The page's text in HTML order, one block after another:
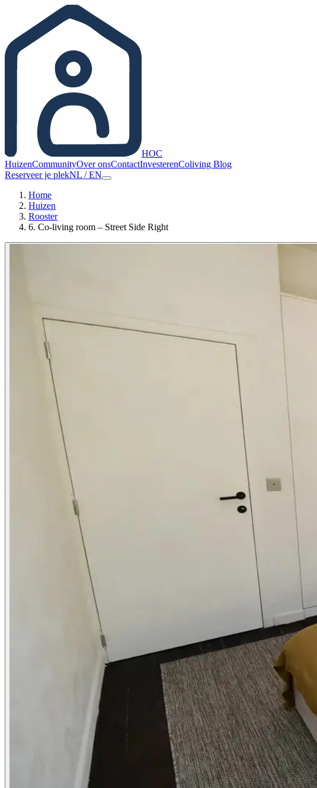
HOC
HuizenCommunityOver onsContactInvesterenColiving Blog
Reserveer je plekNL /EN
Home
Huizen
Rooster
6. Co-living room – Street Side Right